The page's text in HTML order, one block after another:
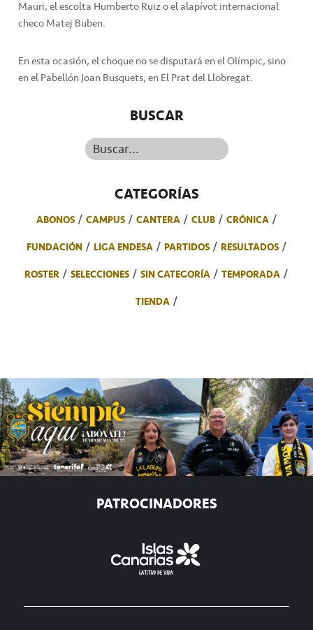
Mauri, el escolta Humberto Ruiz o el alapívot internacional
checo Matej Buben.
En esta ocasión, el choque no se disputará en el Olímpic, sino
en el Pabellón Joan Busquets, en El Prat del Llobregat.
BUSCAR
Buscar...
CATEGORÍAS
ABONOS CAMPUS CANTERA CLUB
CRÓNICA
FUNDACIÓN
LIGA ENDESA PARTIDOS
RESULTADOS
ROSTER
SELECCIONES SIN CATEGORÍA
TEMPORADA
TIENDA
PATROCINADORES